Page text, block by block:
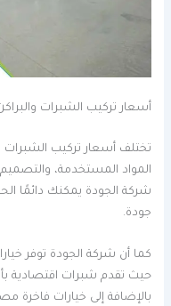
أسعار تركيب الشبرات
تختلف أسعار تركيب
المواد المستخدمة،
شركة الجودة يمكنك دائمًا
جودة.
كما أن شركة الجودة توفر
حيث تقدم شبرات اقتصادية
بالإضافة إلى خيارات فاخرة